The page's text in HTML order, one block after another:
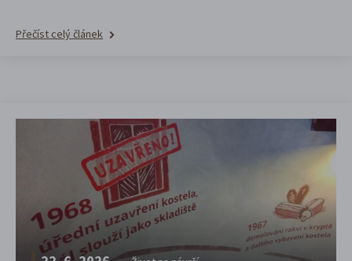
Přečíst celý článek